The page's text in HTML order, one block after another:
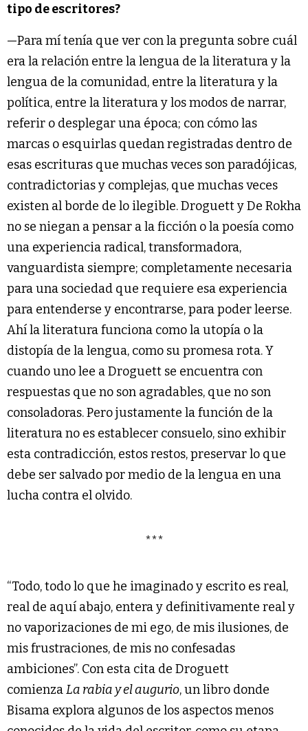
tipo de escritores?
—Para mí tenía que ver con la pregunta sobre cuál
era la relación entre la lengua de la literatura y la
lengua de la comunidad, entre la literatura y la
política, entre la literatura y los modos de narrar,
referir o desplegar una época; con cómo las
marcas o esquirlas quedan registradas dentro de
esas escrituras que muchas veces son paradójicas,
contradictorias y complejas, que muchas veces
existen al borde de lo ilegible. Droguett y De Rokha
no se niegan a pensar a la ficción o la poesía como
una experiencia radical, transformadora,
vanguardista siempre; completamente necesaria
para una sociedad que requiere esa experiencia
para entenderse y encontrarse, para poder leerse.
Ahí la literatura funciona como la utopía o la
distopía de la lengua, como su promesa rota. Y
cuando uno lee a Droguett se encuentra con
respuestas que no son agradables, que no son
consoladoras. Pero justamente la función de la
literatura no es establecer consuelo, sino exhibir
esta contradicción, estos restos, preservar lo que
debe ser salvado por medio de la lengua en una
lucha contra el olvido.
***
“Todo, todo lo que he imaginado y escrito es real,
real de aquí abajo, entera y definitivamente real y
no vaporizaciones de mi ego, de mis ilusiones, de
mis frustraciones, de mis no confesadas
ambiciones”. Con esta cita de Droguett
comienzaLa rabia y el augurio, un libro donde
Bisama explora algunos de los aspectos menos